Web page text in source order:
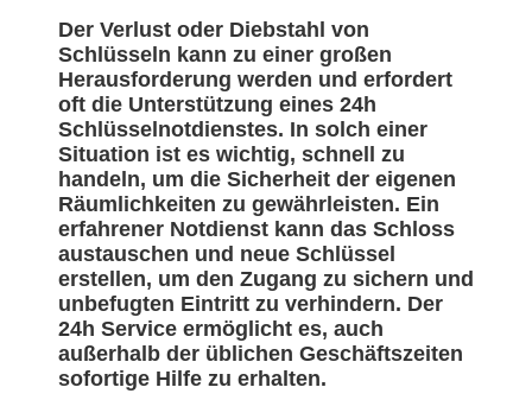
Der Verlust oder Diebstahl von
Schlüsseln kann zu einer großen
Herausforderung werden und erfordert
oft die Unterstützung eines 24h
Schlüsselnotdienstes. In solch einer
Situation ist es wichtig, schnell zu
handeln, um die Sicherheit der eigenen
Räumlichkeiten zu gewährleisten. Ein
erfahrener Notdienst kann das Schloss
austauschen und neue Schlüssel
erstellen, um den Zugang zu sichern und
unbefugten Eintritt zu verhindern. Der
24h Service ermöglicht es, auch
außerhalb der üblichen Geschäftszeiten
sofortige Hilfe zu erhalten.